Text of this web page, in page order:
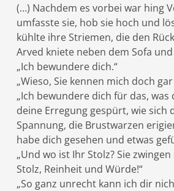
(…) Nachdem es vorbei war hing
umfasste sie, hob sie hoch und
kühlte ihre Striemen, die den
Arved kniete neben dem Sofa
„Ich bewundere dich.“
„Wieso, Sie kennen mich doch
„Ich bewundere dich für das,
deine Erregung gespürt, wie
Spannung, die Brustwarzen
habe dich gesehen und etwas
„Und wo ist Ihr Stolz? Sie
Stolz, Reinheit und Würde!“
„So ganz unrecht kann ich dir